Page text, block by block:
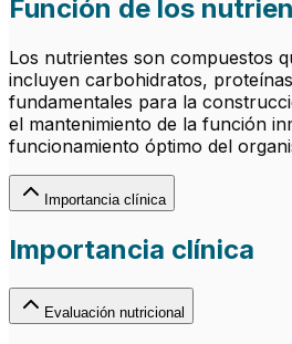
Función de los
Los nutrientes son compuestos
incluyen carbohidratos,
fundamentales para la
el mantenimiento de la función
funcionamiento óptimo del
Importancia clínica
Importancia clínica
Evaluación nutricional